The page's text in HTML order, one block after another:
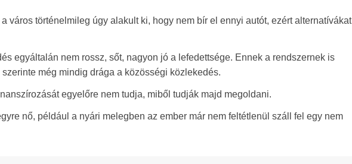
város történelmileg úgy alakult ki, hogy nem bír el ennyi autót, ezért alternatívákat
egyáltalán nem rossz, sőt, nagyon jó a lefedettsége. Ennek a rendszernek is
még mindig drága a közösségi közlekedés.
egyelőre nem tudja, miből tudják majd megoldani.
nő, például a nyári melegben az ember már nem feltétlenül száll fel egy nem